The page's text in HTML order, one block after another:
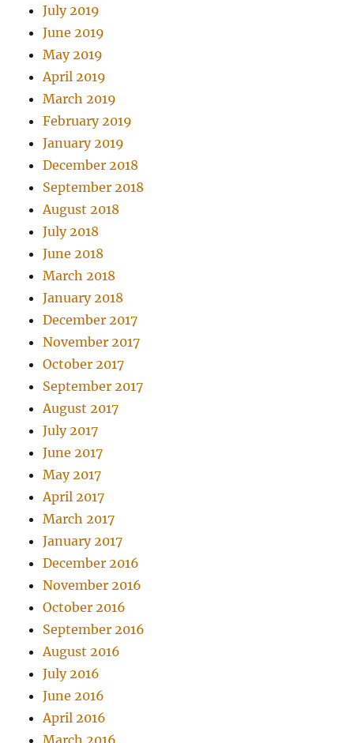
July 2019
June 2019
May 2019
April 2019
March 2019
February 2019
January 2019
December 2018
September 2018
August 2018
July 2018
June 2018
March 2018
January 2018
December 2017
November 2017
October 2017
September 2017
August 2017
July 2017
June 2017
May 2017
April 2017
March 2017
January 2017
December 2016
November 2016
October 2016
September 2016
August 2016
July 2016
June 2016
April 2016